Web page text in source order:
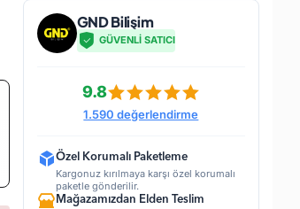
GND Bilişim
GÜVENLİ SATICI
9.8
1.590 değerlendirme
Özel Korumalı Paketleme
Kargonuz kırılmaya karşı özel korumalı
paketle gönderilir.
Mağazamızdan Elden Teslim